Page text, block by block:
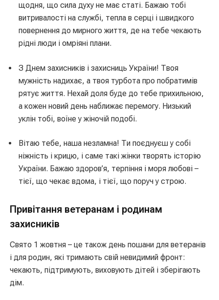
щодня, що сила духу не має статі. Бажаю тобі
витривалості на службі, тепла в серці і швидкого
повернення до мирного життя, де на тебе чекають
рідні люди і омріяні плани.
З Днем захисників і захисниць України! Твоя
мужність надихає, а твоя турбота про побратимів
рятує життя. Нехай доля буде до тебе прихильною,
а кожен новий день наближає перемогу. Низький
уклін тобі, воїне у жіночій подобі.
Вітаю тебе, наша незламна! Ти поєднуєш у собі
ніжність і крицю, і саме такі жінки творять історію
України. Бажаю здоров’я, терпіння і моря любові –
тієї, що чекає вдома, і тієї, що поруч у строю.
Привітання ветеранам і родинам
захисників
Свято 1 жовтня – це також день пошани для ветеранів
і для родин, які тримають свій невидимий фронт:
чекають, підтримують, виховують дітей і зберігають
дім.